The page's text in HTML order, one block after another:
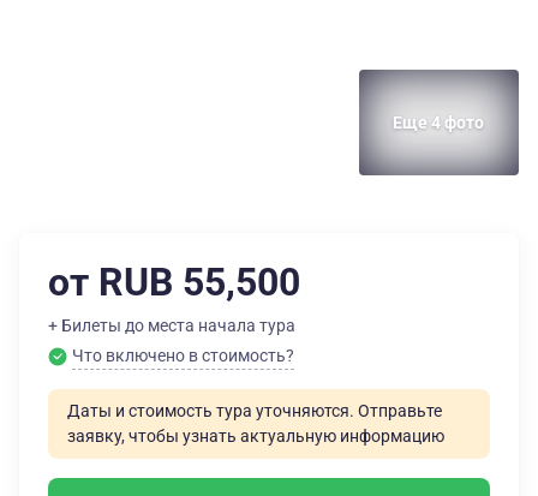
Еще 4 фото
от RUB 55,500
+ Билеты до места начала тура
Что включено в стоимость?
Даты и стоимость тура уточняются. Отправьте
заявку, чтобы узнать актуальную информацию